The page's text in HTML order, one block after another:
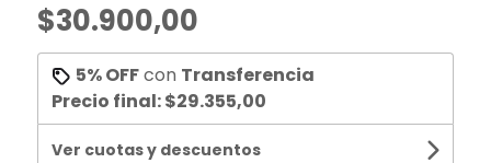
$30.900,00
5% OFFcon Transferencia
Precio final:$29.355,00
Ver cuotas y descuentos